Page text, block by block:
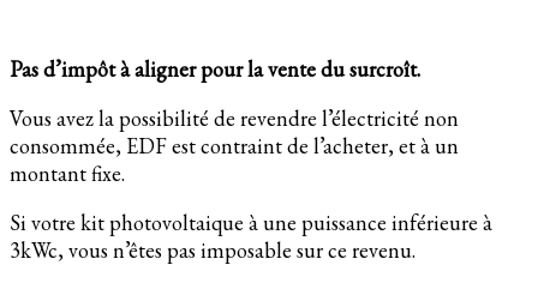
Pas d’impôt à aligner pour la vente du surcroît.
Vous avez la possibilité de revendre l’électricité non
consommée, EDF est contraint de l’acheter, et à un
montant fixe.
Si votre kit photovoltaique à une puissance inférieure à
3kWc, vous n’êtes pas imposable sur ce revenu.